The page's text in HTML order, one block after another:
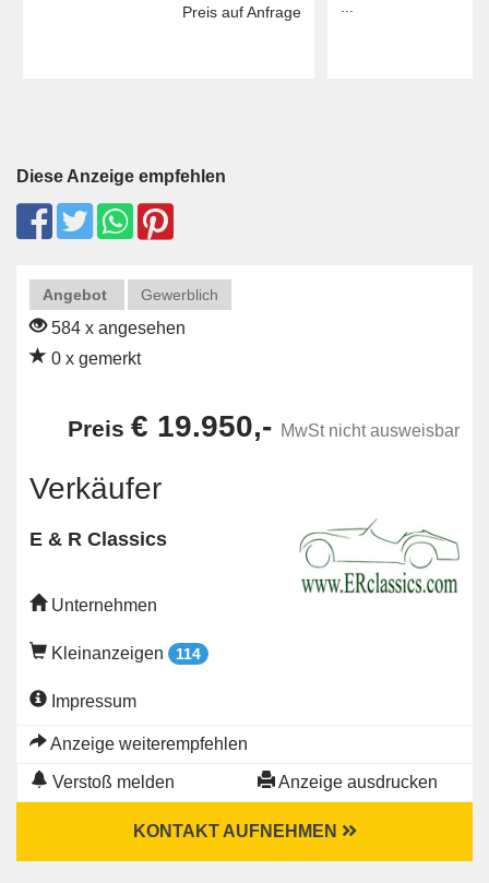
Preis auf Anfrage
...
Diese Anzeige empfehlen
Angebot Gewerblich
584 x angesehen
0 x gemerkt
Preis € 19.950,- MwSt nicht ausweisbar
Verkäufer
E & R Classics
Unternehmen
Kleinanzeigen 114
Impressum
Anzeige weiterempfehlen
Verstoß melden Anzeige ausdrucken
KONTAKT AUFNEHMEN